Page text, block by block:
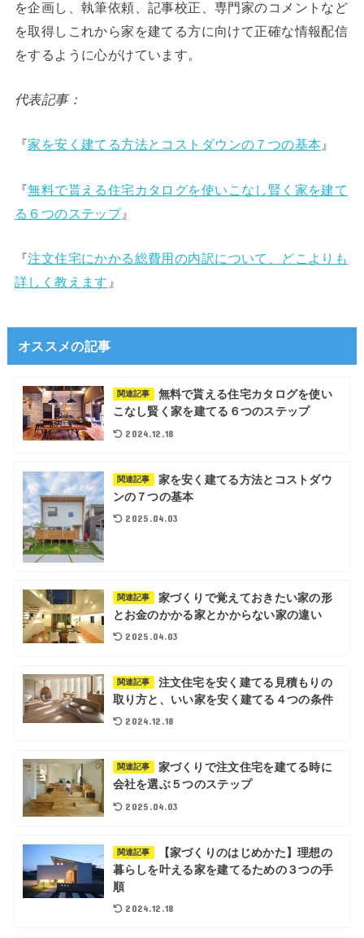
を企画し、執筆依頼、記事校正、専門家のコメントなど
を取得しこれから家を建てる方に向けて正確な情報配信
をするように心がけています。
代表記事：
『家を安く建てる方法とコストダウンの７つの基本 』
『無料で貰える住宅カタログを使いこなし賢く家を建て
る６つのステップ』
『注文住宅にかかる総費用の内訳について、どこよりも
詳しく教えます 』
オススメの記事
関連記事
無料で貰える住宅カタログを使い
こなし賢く家を建てる６つのステップ
2024.12.18
関連記事
家を安く建てる方法とコストダウ
ンの７つの基本
2025.04.03
関連記事
家づくりで覚えておきたい家の形
とお金のかかる家とかからない家の違い
2025.04.03
関連記事
注文住宅を安く建てる見積もりの
取り方と、いい家を安く建てる４つの条件
2024.12.18
関連記事
家づくりで注文住宅を建てる時に
会社を選ぶ５つのステップ
2025.04.03
関連記事
【家づくりのはじめかた】理想の
暮らしを叶える家を建てるための３つの手
順
2024.12.18